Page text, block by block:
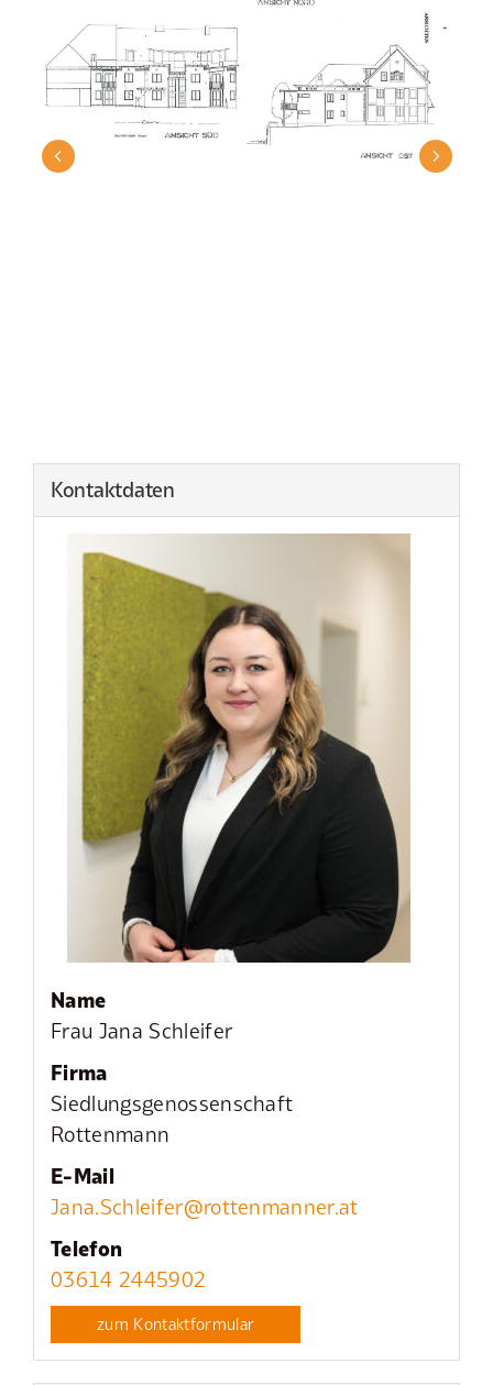
Kontaktdaten
Name
Frau Jana Schleifer
Firma
Siedlungsgenossenschaft
Rottenmann
E-Mail
Jana.Schleifer@rottenmanner.at
Telefon
03614 2445902
zum Kontaktformular